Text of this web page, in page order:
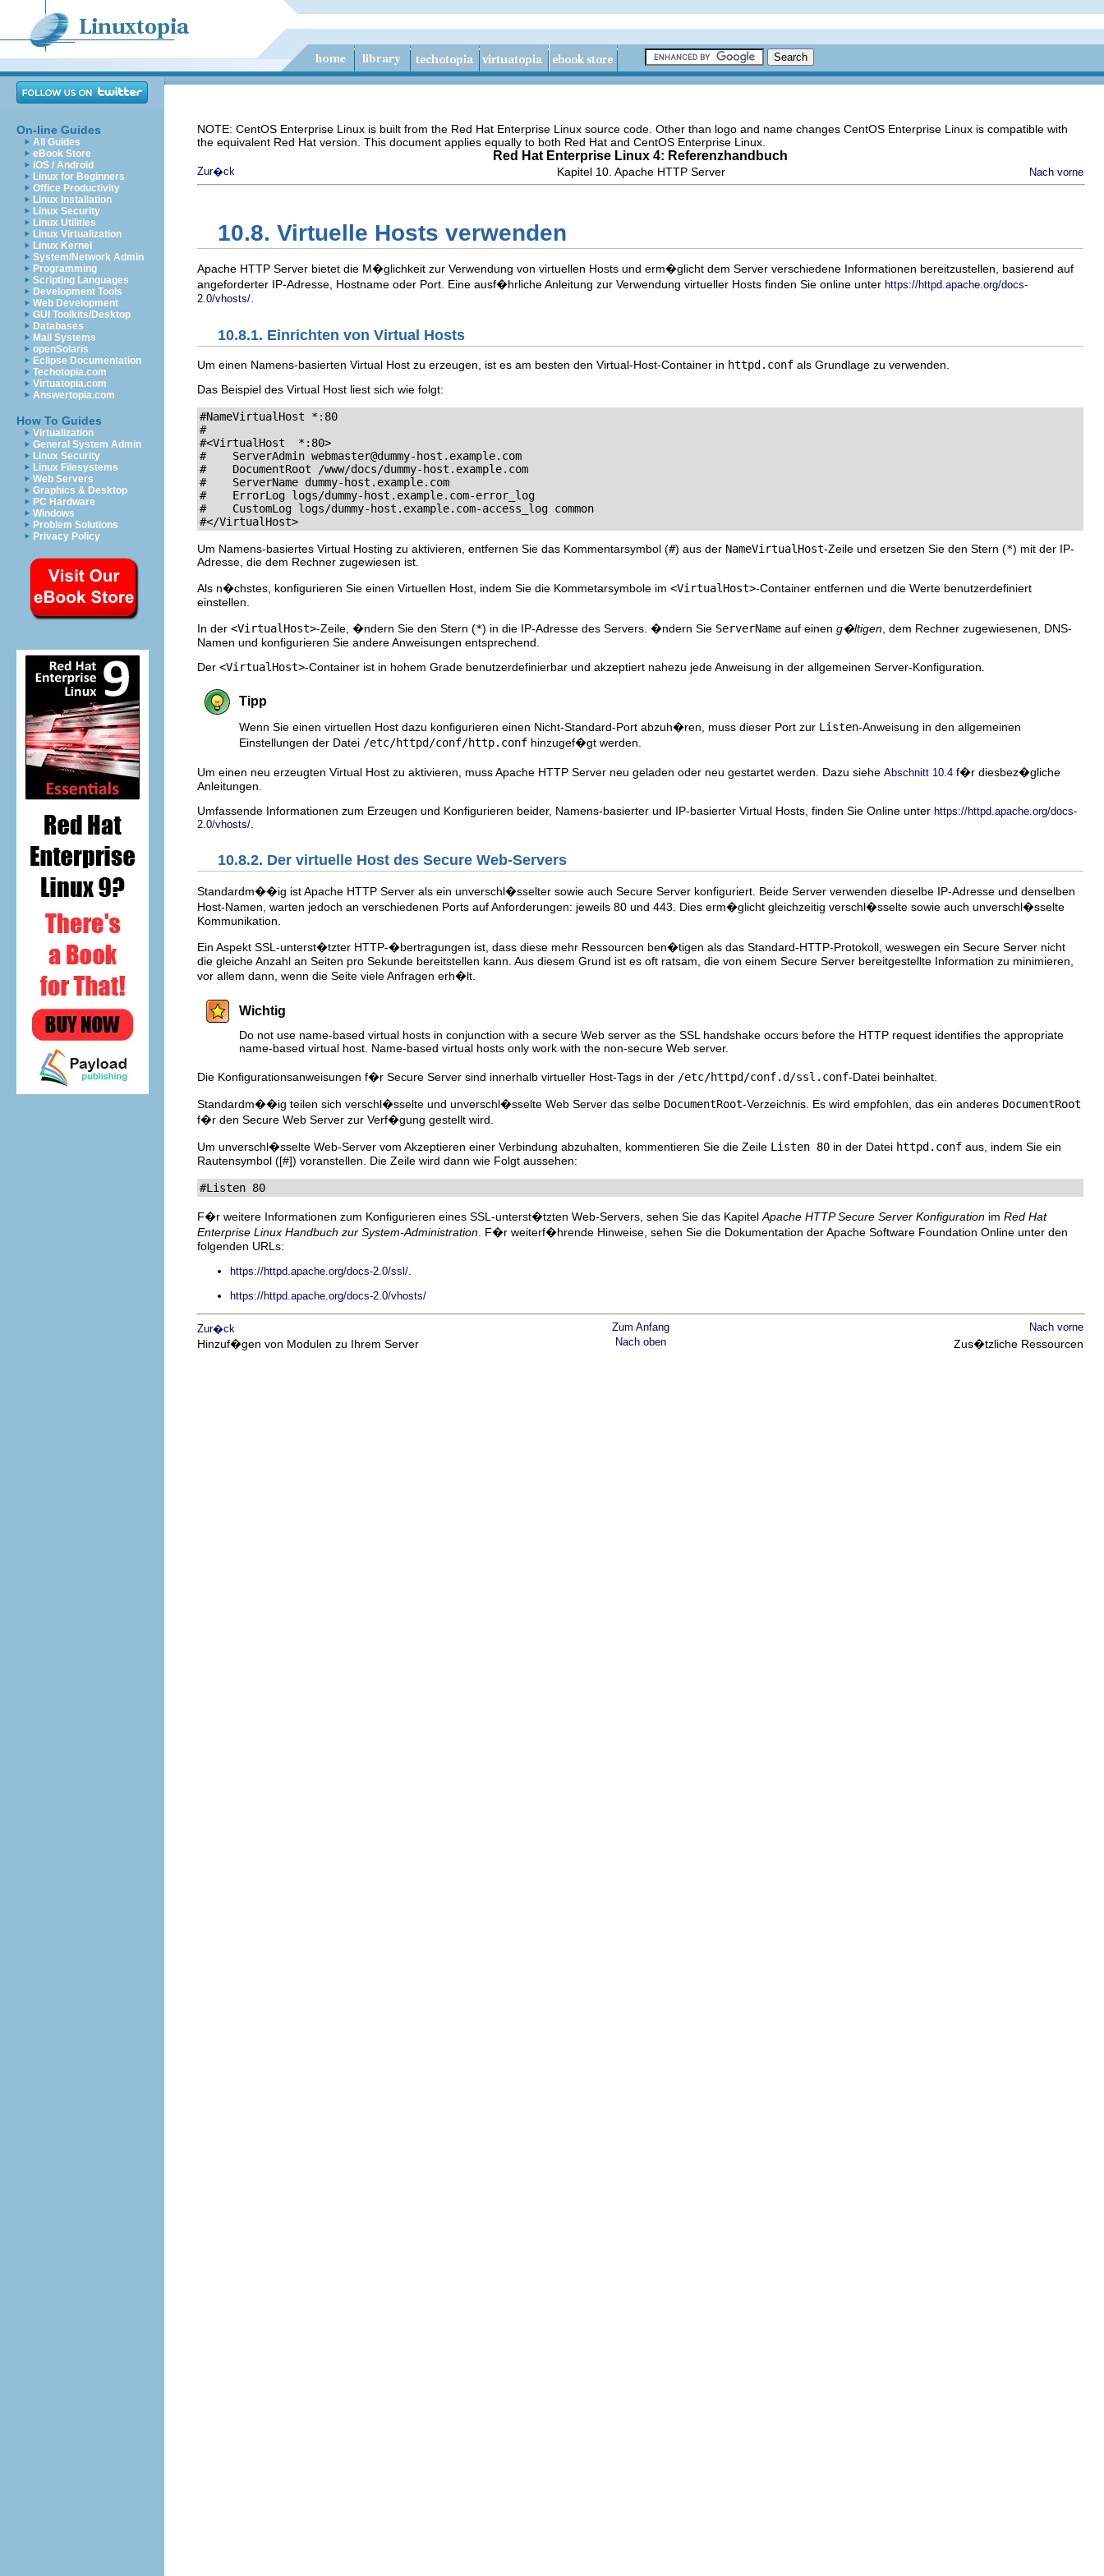
On-line Guides
All Guides
eBook Store
iOS / Android
Linux for Beginners
Office Productivity
Linux Installation
Linux Security
Linux Utilities
Linux Virtualization
Linux Kernel
System/Network Admin
Programming
Scripting Languages
Development Tools
Web Development
GUI Toolkits/Desktop
Databases
Mail Systems
openSolaris
Eclipse Documentation
Techotopia.com
Virtuatopia.com
Answertopia.com
How To Guides
Virtualization
General System Admin
Linux Security
Linux Filesystems
Web Servers
Graphics & Desktop
PC Hardware
Windows
Problem Solutions
Privacy Policy
NOTE: CentOS Enterprise Linux is built from the Red Hat Enterprise Linux source code. Other than logo and name changes CentOS Enterprise Linux is compatible with
the equivalent Red Hat version. This document applies equally to both Red Hat and CentOS Enterprise Linux.
Red Hat Enterprise Linux 4: Referenzhandbuch
Zur�ck Kapitel 10. Apache HTTP Server Nach vorne
10.8. Virtuelle Hosts verwenden
Apache HTTP Server bietet die M�glichkeit zur Verwendung von virtuellen Hosts und erm�glicht dem Server verschiedene Informationen bereitzustellen, basierend auf
angeforderter IP-Adresse, Hostname oder Port. Eine ausf�hrliche Anleitung zur Verwendung virtueller Hosts finden Sie online unter https://httpd.apache.org/docs-
2.0/vhosts/
10.8.1. Einrichten von Virtual Hosts
Um einen Namens-basierten Virtual Host zu erzeugen, ist es am besten den Virtual-Host-Container in httpd.conf als Grundlage zu verwenden.
Das Beispiel des Virtual Host liest sich wie folgt:
#NameVirtualHost *:80
#
#<VirtualHost  *:80>
#    ServerAdmin webmaster@dummy-host.example.com
#    DocumentRoot /www/docs/dummy-host.example.com
#    ServerName dummy-host.example.com
#    ErrorLog logs/dummy-host.example.com-error_log
#    CustomLog logs/dummy-host.example.com-access_log common
#</VirtualHost>
Um Namens-basiertes Virtual Hosting zu aktivieren, entfernen Sie das Kommentarsymbol (#) aus der NameVirtualHost-Zeile und ersetzen Sie den Stern (*) mit der IP-
Adresse, die dem Rechner zugewiesen ist.
Als n�chstes, konfigurieren Sie einen Virtuellen Host, indem Sie die Kommetarsymbole im <VirtualHost>-Container entfernen und die Werte benutzerdefiniert
einstellen.
In der <VirtualHost>-Zeile, �ndern Sie den Stern (*) in die IP-Adresse des Servers. �ndern Sie ServerName auf einen g�ltigen , dem Rechner zugewiesenen, DNS-
Namen und konfigurieren Sie andere Anweisungen entsprechend.
Der <VirtualHost>-Container ist in hohem Grade benutzerdefinierbar und akzeptiert nahezu jede Anweisung in der allgemeinen Server-Konfiguration.
Tipp
Wenn Sie einen virtuellen Host dazu konfigurieren einen Nicht-Standard-Port abzuh�ren, muss dieser Port zur Listen-Anweisung in den allgemeinen
Einstellungen der Datei /etc/httpd/conf/http.conf hinzugef�gt werden.
Um einen neu erzeugten Virtual Host zu aktivieren, muss Apache HTTP Server neu geladen oder neu gestartet werden. Dazu siehe Abschnitt 10.4 f�r diesbez�gliche
Anleitungen.
Umfassende Informationen zum Erzeugen und Konfigurieren beider, Namens-basierter und IP-basierter Virtual Hosts, finden Sie Online unter https://httpd.apache.org/docs-
2.0/vhosts/
10.8.2. Der virtuelle Host des Secure Web-Servers
Standardm��ig ist Apache HTTP Server als ein unverschl�sselter sowie auch Secure Server konfiguriert. Beide Server verwenden dieselbe IP-Adresse und denselben
Host-Namen, warten jedoch an verschiedenen Ports auf Anforderungen: jeweils 80 und 443. Dies erm�glicht gleichzeitig verschl�sselte sowie auch unverschl�sselte
Kommunikation.
Ein Aspekt SSL-unterst�tzter HTTP-�bertragungen ist, dass diese mehr Ressourcen ben�tigen als das Standard-HTTP-Protokoll, weswegen ein Secure Server nicht
die gleiche Anzahl an Seiten pro Sekunde bereitstellen kann. Aus diesem Grund ist es oft ratsam, die von einem Secure Server bereitgestellte Information zu minimieren,
vor allem dann, wenn die Seite viele Anfragen erh�lt.
Wichtig
Do not use name-based virtual hosts in conjunction with a secure Web server as the SSL handshake occurs before the HTTP request identifies the appropriate
name-based virtual host. Name-based virtual hosts only work with the non-secure Web server.
Die Konfigurationsanweisungen f�r Secure Server sind innerhalb virtueller Host-Tags in der /etc/httpd/conf.d/ssl.conf-Datei beinhaltet.
Standardm��ig teilen sich verschl�sselte und unverschl�sselte Web Server das selbe DocumentRoot-Verzeichnis. Es wird empfohlen, das ein anderes DocumentRoot
f�r den Secure Web Server zur Verf�gung gestellt wird.
Um unverschl�sselte Web-Server vom Akzeptieren einer Verbindung abzuhalten, kommentieren Sie die Zeile Listen 80 in der Datei httpd.conf aus, indem Sie ein
Rautensymbol ([#]) voranstellen. Die Zeile wird dann wie Folgt aussehen:
#Listen 80
F�r weitere Informationen zum Konfigurieren eines SSL-unterst�tzten Web-Servers, sehen Sie das Kapitel Apache HTTP Secure Server Konfiguration im Red Hat
Enterprise Linux Handbuch zur System-Administration . F�r weiterf�hrende Hinweise, sehen Sie die Dokumentation der Apache Software Foundation Online unter den
folgenden URLs:
https://httpd.apache.org/docs-2.0/ssl/
https://httpd.apache.org/docs-2.0/vhosts/
Zur�ck Zum Anfang Nach vorne
Hinzuf�gen von Modulen zu Ihrem Server Nach oben Zus�tzliche Ressourcen